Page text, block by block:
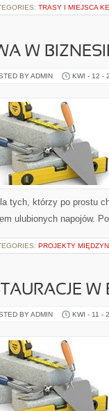
TRASY I MIEJSCA
W
BY ADMIN KWI - 12 -
tych, którzy po prostu
ulubionych napojów.
PROJEKTY
W
BY ADMIN KWI - 11 -